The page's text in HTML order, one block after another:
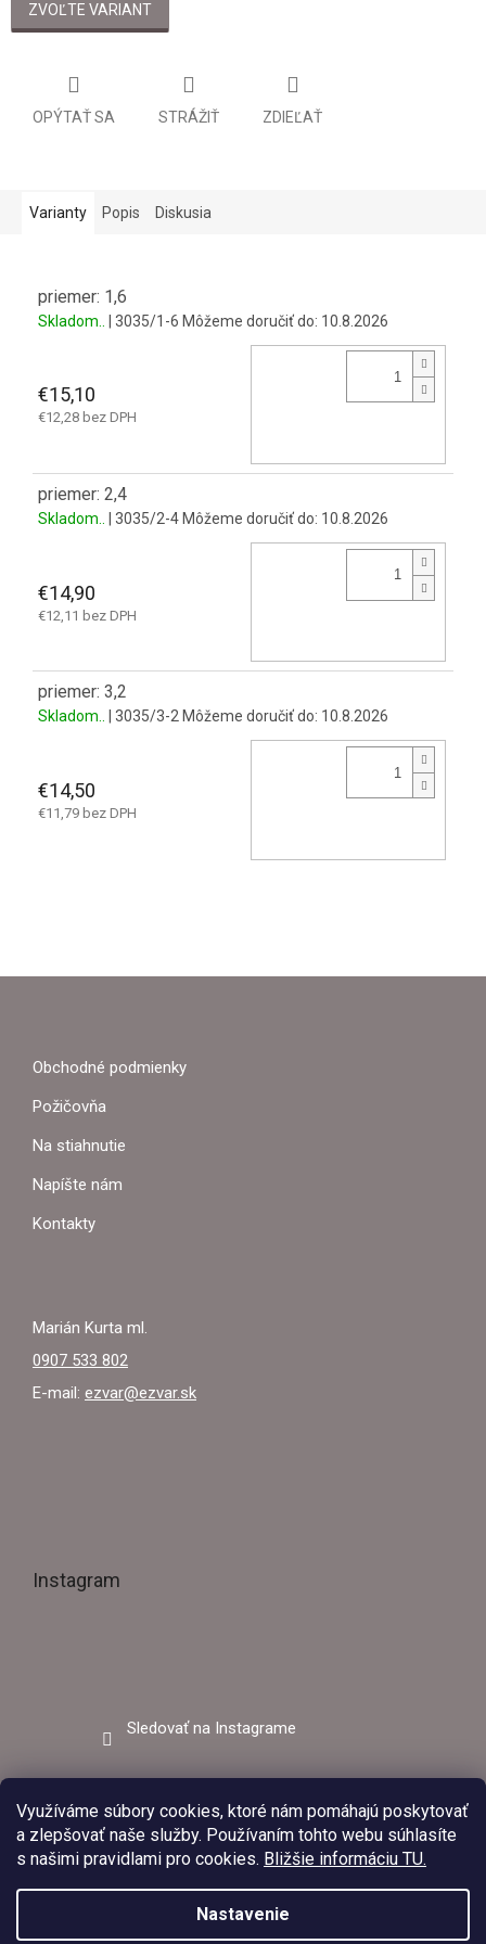
Využíváme súbory cookies, ktoré nám pomáhajú poskytovať
a zlepšovať naše služby. Používaním tohto webu súhlasíte
s našimi pravidlami pro cookies. Bližšie informáciu TU.
Nastavenie
V dňoch 03.08.2026 – 09.08.2026 bude predajňa EZVAR –
cena:
ZVOĽTE VARIANT
OPÝTAŤ SA STRÁŽIŤ ZDIEĽAŤ
Varianty Popis Diskusia
priemer: 1,6
Skladom.. | 3035/1-6 Môžeme doručiť do: 10.8.2026
€15,10
€12,28 bez DPH
priemer: 2,4
Skladom.. | 3035/2-4 Môžeme doručiť do: 10.8.2026
€14,90
€12,11 bez DPH
priemer: 3,2
Skladom.. | 3035/3-2 Môžeme doručiť do: 10.8.2026
€14,50
€11,79 bez DPH
Z
Obchodné podmienky
Požičovňa
Na stiahnutie
Napíšte nám
Kontakty
Marián Kurta ml.
0907 533 802
E-mail: ezvar@ezvar.sk
Instagram
Sledovať na Instagrame